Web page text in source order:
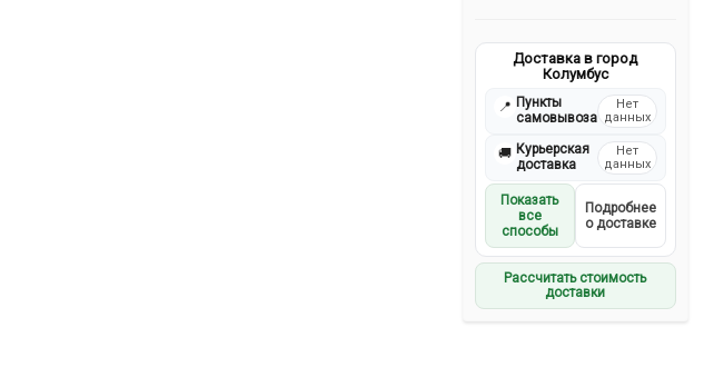
Доставка в город
Колумбус
📍 Пункты
самовывоза
Нет
данных
🚚 Курьерская
доставка
Нет
данных
Показать
все
способы
Подробнее
о доставке
Рассчитать стоимость
доставки